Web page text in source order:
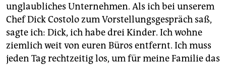
unglaubliches Unternehmen. Als ich bei unserem
Chef Dick Costolo zum Vorstellungsgespräch saß,
sagte ich: Dick, ich habe drei Kinder. Ich wohne
ziemlich weit von euren Büros entfernt. Ich muss
jeden Tag rechtzeitig los, um für meine Familie das